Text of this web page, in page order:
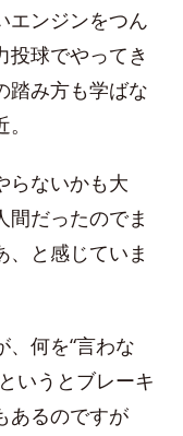
エンジンをつん
投球でやってき
踏み方も学ばな
らないかも大
間だったのでま
、と感じていま
何を“言わな
いうとブレーキ
あるのですが